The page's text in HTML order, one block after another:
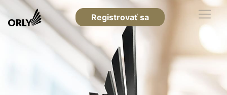
Registrovať sa